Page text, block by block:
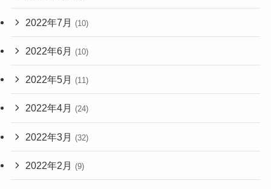
2022年7月 (10)
2022年6月 (10)
2022年5月 (11)
2022年4月 (24)
2022年3月 (32)
2022年2月 (9)